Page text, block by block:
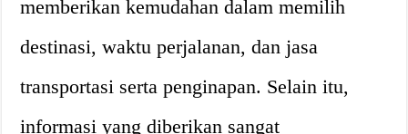
memberikan kemudahan dalam memilih
destinasi, waktu perjalanan, dan jasa
transportasi serta penginapan. Selain itu,
informasi yang diberikan sangat